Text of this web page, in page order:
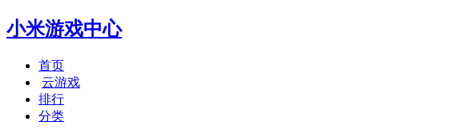
小米游戏中心
首页
云游戏
排行
分类